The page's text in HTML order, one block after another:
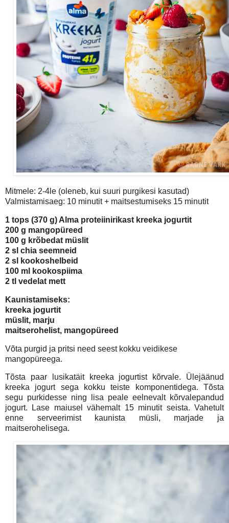
Mitmele: 2-4le (oleneb, kui suuri purgikesi kasutad)
Valmistamisaeg: 10 minutit + maitsestumiseks 15 minutit
1 tops (370 g) Alma proteiinirikast kreeka jogurtit
200 g mangopüreed
100 g krõbedat müslit
2 sl chia seemneid
2 sl kookoshelbeid
100 ml kookospiima
2 tl vedelat mett
Kaunistamiseks:
kreeka jogurtit
müslit, marju
maitserohelist, mangopüreed
Võta purgid ja pritsi need seest kokku veidikese
mangopüreega.
Tõsta paar lusikatäit kreeka jogurtist kõrvale. Ülejäänud
kreeka jogurt sega kokku teiste komponentidega. Tõsta
segu purkidesse ning lisa peale eelnevalt kõrvalepandud
jogurt. Lase maiusel vähemalt 15 minutit seista. Vahetult
enne serveerimist kaunista müsli, marjade ja
maitserohelisega.